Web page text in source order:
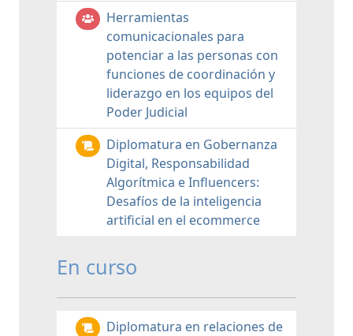
Herramientas
comunicacionales para
potenciar a las personas con
funciones de coordinación y
liderazgo en los equipos del
Poder Judicial
Diplomatura en Gobernanza
Digital, Responsabilidad
Algorítmica e Influencers:
Desafíos de la inteligencia
artificial en el ecommerce
En curso
Diplomatura en relaciones de